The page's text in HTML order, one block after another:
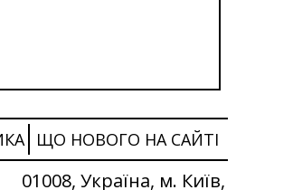
ЩО НОВОГО НА САЙТІ
01008, Україна, м. Київ,